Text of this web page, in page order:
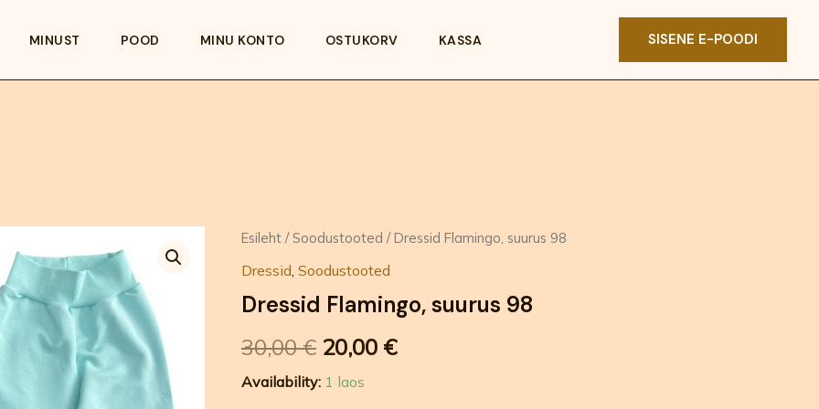
MINUST POOD MINU KONTO OSTUKORV KASSA SISENE E-POODI
Esileht /Soodustooted / Dressid Flamingo, suurus 98
Dressid Soodustooted
Dressid Flamingo, suurus 98
30,00€
Algne
hind
oli:
30,00 €.
20,00 €
Praegune
on:
20,00 €.
Availability: 1 laos
Dressid
suurus
kogus